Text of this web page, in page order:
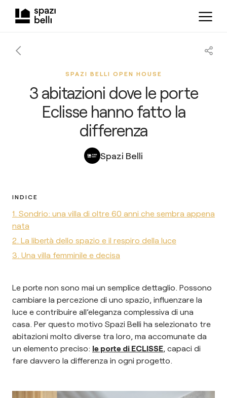
SPAZI BELLI OPEN HOUSE
3 abitazioni dove le porte
Eclisse hanno fatto la
differenza
Spazi Belli
INDICE
1. Sondrio: una villa di oltre 60 anni che sembra appena
nata
2. La libertà dello spazio e il respiro della luce
3. Una villa femminile e decisa
Le porte non sono mai un semplice dettaglio. Possono
cambiare la percezione di uno spazio, influenzare la
luce e contribuire all’eleganza complessiva di una
casa. Per questo motivo Spazi Belli ha selezionato tre
abitazioni molto diverse tra loro, ma accomunate da
un elemento preciso: le porte di ECLISSE, capaci di
fare davvero la differenza in ogni progetto.